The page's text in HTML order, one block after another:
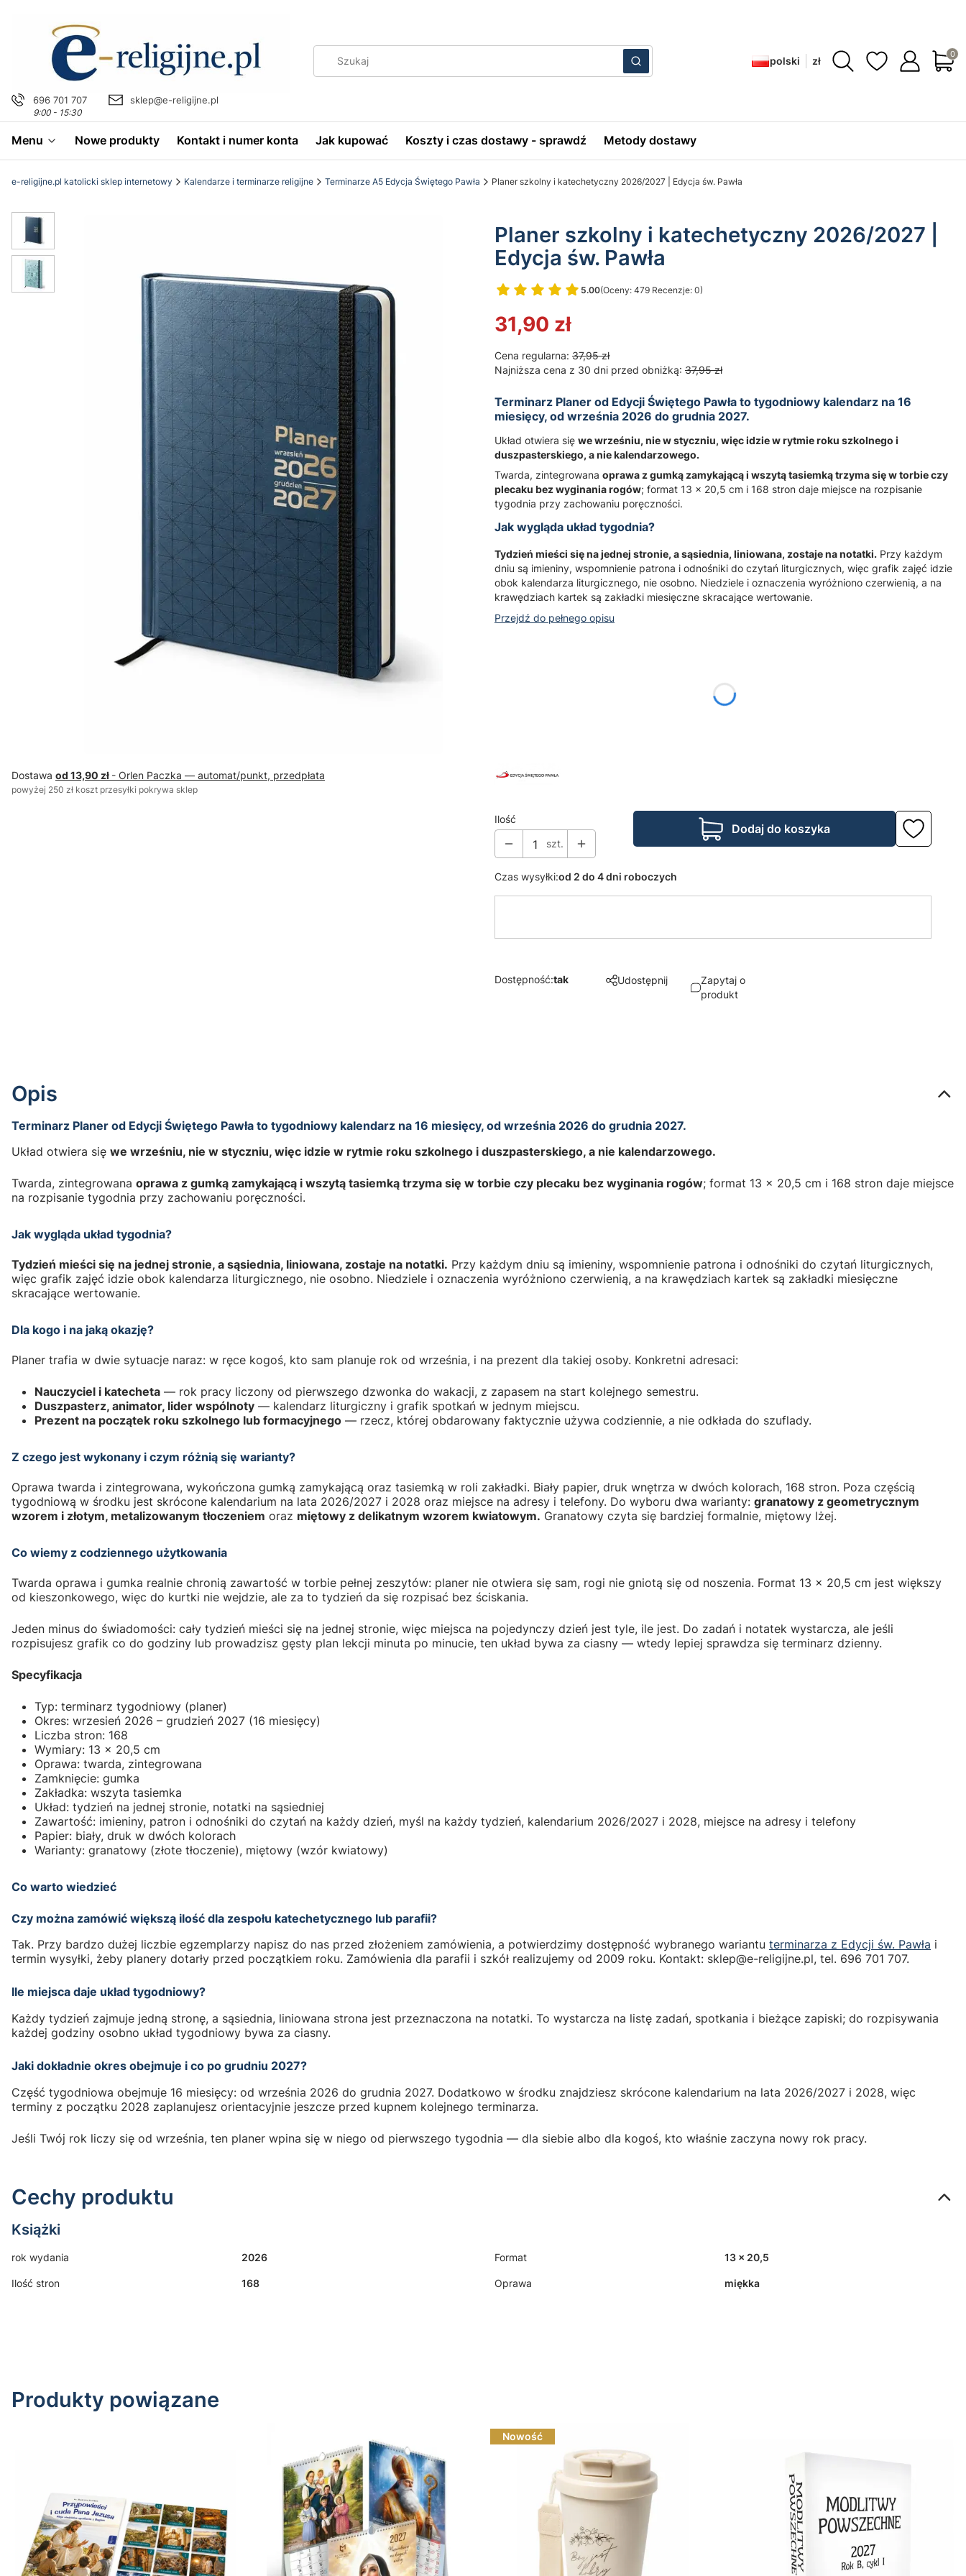
696 701 707
9:00 - 15:30
sklep@e-religijne.pl
WyczyśćSzukaj polski zł
Menu Nowe produkty Kontakt i numer konta Jak kupować Koszty i czas dostawy - sprawdź Metody dostawy
e-religijne.pl katolicki sklep internetowy Kalendarze i terminarze religijne Terminarze A5 Edycja Świętego Pawła Planer szkolny i katechetyczny 2026/2027 | Edycja św. Pawła
Dostawa od 13,90 zł - Orlen Paczka — automat/punkt, przedpłata
powyżej 250 zł koszt przesyłki pokrywa sklep
Planer szkolny i katechetyczny 2026/2027 |
Edycja św. Pawła
5.00(Oceny: 479 Recenzje: 0)
Przejdź do sekcji Opinie
31,90 zł
Cena regularna: 37,95 zł
Najniższa cena z 30 dni przed obniżką: 37,95 zł
Terminarz Planer od Edycji Świętego Pawła to tygodniowy kalendarz na 16
miesięcy, od września 2026 do grudnia 2027.
Układ otwiera się we wrześniu, nie w styczniu, więc idzie w rytmie roku szkolnego i
duszpasterskiego, a nie kalendarzowego.
Twarda, zintegrowana oprawa z gumką zamykającą i wszytą tasiemką trzyma się w torbie czy
plecaku bez wyginania rogów; format 13 × 20,5 cm i 168 stron daje miejsce na rozpisanie
tygodnia przy zachowaniu poręczności.
Jak wygląda układ tygodnia?
Tydzień mieści się na jednej stronie, a sąsiednia, liniowana, zostaje na notatki. Przy każdym
dniu są imieniny, wspomnienie patrona i odnośniki do czytań liturgicznych, więc grafik zajęć idzie
obok kalendarza liturgicznego, nie osobno. Niedziele i oznaczenia wyróżniono czerwienią, a na
krawędziach kartek są zakładki miesięczne skracające wertowanie.
Przejdź do pełnego opisu
Ilość
szt.
Dodaj do koszyka
Czas wysyłki:od 2 do 4 dni roboczych
Dostępność:tak Udostępnij
Zapytaj o
produkt
Opis
Terminarz Planer od Edycji Świętego Pawła to tygodniowy kalendarz na 16 miesięcy, od września 2026 do grudnia 2027.
Układ otwiera się we wrześniu, nie w styczniu, więc idzie w rytmie roku szkolnego i duszpasterskiego, a nie kalendarzowego.
Twarda, zintegrowana oprawa z gumką zamykającą i wszytą tasiemką trzyma się w torbie czy plecaku bez wyginania rogów; format 13 × 20,5 cm i 168 stron daje miejsce
na rozpisanie tygodnia przy zachowaniu poręczności.
Jak wygląda układ tygodnia?
Tydzień mieści się na jednej stronie, a sąsiednia, liniowana, zostaje na notatki. Przy każdym dniu są imieniny, wspomnienie patrona i odnośniki do czytań liturgicznych,
więc grafik zajęć idzie obok kalendarza liturgicznego, nie osobno. Niedziele i oznaczenia wyróżniono czerwienią, a na krawędziach kartek są zakładki miesięczne
skracające wertowanie.
Dla kogo i na jaką okazję?
Planer trafia w dwie sytuacje naraz: w ręce kogoś, kto sam planuje rok od września, i na prezent dla takiej osoby. Konkretni adresaci:
Nauczyciel i katecheta — rok pracy liczony od pierwszego dzwonka do wakacji, z zapasem na start kolejnego semestru.
Duszpasterz, animator, lider wspólnoty — kalendarz liturgiczny i grafik spotkań w jednym miejscu.
Prezent na początek roku szkolnego lub formacyjnego — rzecz, której obdarowany faktycznie używa codziennie, a nie odkłada do szuflady.
Z czego jest wykonany i czym różnią się warianty?
Oprawa twarda i zintegrowana, wykończona gumką zamykającą oraz tasiemką w roli zakładki. Biały papier, druk wnętrza w dwóch kolorach, 168 stron. Poza częścią
tygodniową w środku jest skrócone kalendarium na lata 2026/2027 i 2028 oraz miejsce na adresy i telefony. Do wyboru dwa warianty: granatowy z geometrycznym
wzorem i złotym, metalizowanym tłoczeniem oraz miętowy z delikatnym wzorem kwiatowym. Granatowy czyta się bardziej formalnie, miętowy lżej.
Co wiemy z codziennego użytkowania
Twarda oprawa i gumka realnie chronią zawartość w torbie pełnej zeszytów: planer nie otwiera się sam, rogi nie gniotą się od noszenia. Format 13 × 20,5 cm jest większy
od kieszonkowego, więc do kurtki nie wejdzie, ale za to tydzień da się rozpisać bez ściskania.
Jeden minus do świadomości: cały tydzień mieści się na jednej stronie, więc miejsca na pojedynczy dzień jest tyle, ile jest. Do zadań i notatek wystarcza, ale jeśli
rozpisujesz grafik co do godziny lub prowadzisz gęsty plan lekcji minuta po minucie, ten układ bywa za ciasny — wtedy lepiej sprawdza się terminarz dzienny.
Specyfikacja
Typ: terminarz tygodniowy (planer)
Okres: wrzesień 2026 – grudzień 2027 (16 miesięcy)
Liczba stron: 168
Wymiary: 13 × 20,5 cm
Oprawa: twarda, zintegrowana
Zamknięcie: gumka
Zakładka: wszyta tasiemka
Układ: tydzień na jednej stronie, notatki na sąsiedniej
Zawartość: imieniny, patron i odnośniki do czytań na każdy dzień, myśl na każdy tydzień, kalendarium 2026/2027 i 2028, miejsce na adresy i telefony
Papier: biały, druk w dwóch kolorach
Warianty: granatowy (złote tłoczenie), miętowy (wzór kwiatowy)
Co warto wiedzieć
Czy można zamówić większą ilość dla zespołu katechetycznego lub parafii?
Tak. Przy bardzo dużej liczbie egzemplarzy napisz do nas przed złożeniem zamówienia, a potwierdzimy dostępność wybranego wariantu terminarza z Edycji św. Pawła i
termin wysyłki, żeby planery dotarły przed początkiem roku. Zamówienia dla parafii i szkół realizujemy od 2009 roku. Kontakt: sklep@e-religijne.pl, tel. 696 701 707.
Ile miejsca daje układ tygodniowy?
Każdy tydzień zajmuje jedną stronę, a sąsiednia, liniowana strona jest przeznaczona na notatki. To wystarcza na listę zadań, spotkania i bieżące zapiski; do rozpisywania
każdej godziny osobno układ tygodniowy bywa za ciasny.
Jaki dokładnie okres obejmuje i co po grudniu 2027?
Część tygodniowa obejmuje 16 miesięcy: od września 2026 do grudnia 2027. Dodatkowo w środku znajdziesz skrócone kalendarium na lata 2026/2027 i 2028, więc
terminy z początku 2028 zaplanujesz orientacyjnie jeszcze przed kupnem kolejnego terminarza.
Jeśli Twój rok liczy się od września, ten planer wpina się w niego od pierwszego tygodnia — dla siebie albo dla kogoś, kto właśnie zaczyna nowy rok pracy.
Cechy produktu
Książki
rok wydania 2026 Format 13 x 20,5
Ilość stron 168 Oprawa miękka
Produkty powiązane
Nowość